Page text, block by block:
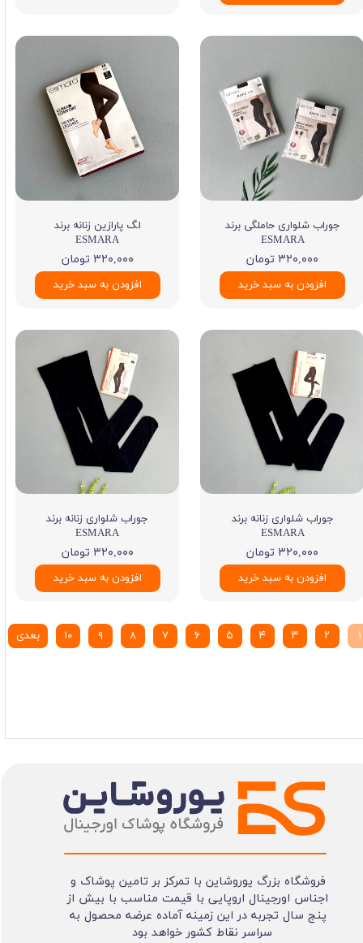
جوراب شلواری حاملگی برند
ESMARA
۳۲۰,۰۰۰ تومان
افزودن به سبد خرید
لگ پارازین زنانه برند
ESMARA
۳۲۰,۰۰۰ تومان
افزودن به سبد خرید
جوراب شلواری زنانه برند
ESMARA
۳۲۰,۰۰۰ تومان
افزودن به سبد خرید
جوراب شلواری زنانه برند
ESMARA
۳۲۰,۰۰۰ تومان
افزودن به سبد خرید
۱ ۲ ۳ ۴ ۵ ۶ ۷ ۸ ۹ ۱۰ بعدی
فروشگاه بزرگ یوروشاین با تمرکز بر تامین پوشاک و
اجناس اورجینال اروپایی با قیمت مناسب با بیش از
پنج سال تجربه در این زمینه آماده عرضه محصول به
سراسر نقاط کشور خواهد بود